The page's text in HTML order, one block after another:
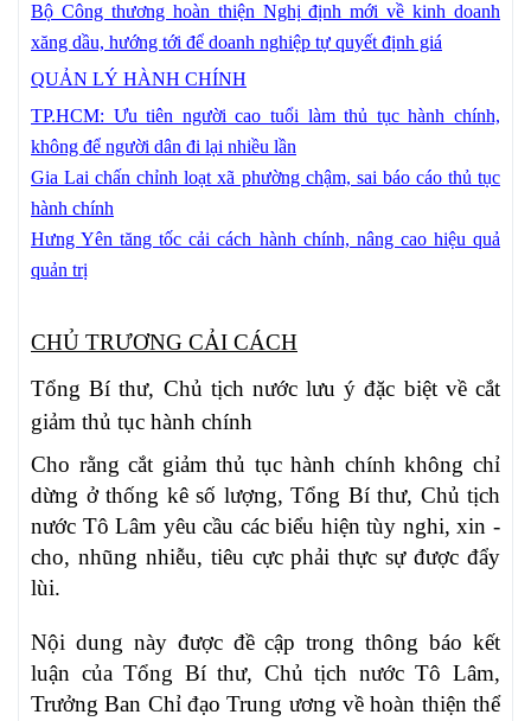
Bộ Công thương hoàn thiện Nghị định mới về kinh doanh
xăng dầu, hướng tới để doanh nghiệp tự quyết định giá
QUẢN LÝ HÀNH CHÍNH
TP.HCM: Ưu tiên người cao tuổi làm thủ tục hành chính,
không để người dân đi lại nhiều lần
Gia Lai chấn chỉnh loạt xã phường chậm, sai báo cáo thủ tục
hành chính
Hưng Yên tăng tốc cải cách hành chính, nâng cao hiệu quả
quản trị
CHỦ TRƯƠNG CẢI CÁCH
Tổng Bí thư, Chủ tịch nước lưu ý đặc biệt về cắt
giảm thủ tục hành chính
Cho rằng cắt giảm thủ tục hành chính không chỉ
dừng ở thống kê số lượng, Tổng Bí thư, Chủ tịch
nước Tô Lâm yêu cầu các biểu hiện tùy nghi, xin -
cho, nhũng nhiễu, tiêu cực phải thực sự được đẩy
lùi.
Nội dung này được đề cập trong thông báo kết
luận của Tổng Bí thư, Chủ tịch nước Tô Lâm,
Trưởng Ban Chỉ đạo Trung ương về hoàn thiện thể